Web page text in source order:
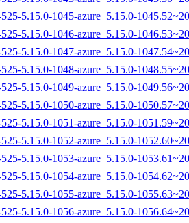
5.15.0-1045-azure_5.15.0-
5.15.0-1046-azure_5.15.0-
5.15.0-1047-azure_5.15.0-
5.15.0-1048-azure_5.15.0-
5.15.0-1049-azure_5.15.0-
5.15.0-1050-azure_5.15.0-
5.15.0-1051-azure_5.15.0-
5.15.0-1052-azure_5.15.0-
5.15.0-1053-azure_5.15.0-
5.15.0-1054-azure_5.15.0-
5.15.0-1055-azure_5.15.0-
5.15.0-1056-azure_5.15.0-